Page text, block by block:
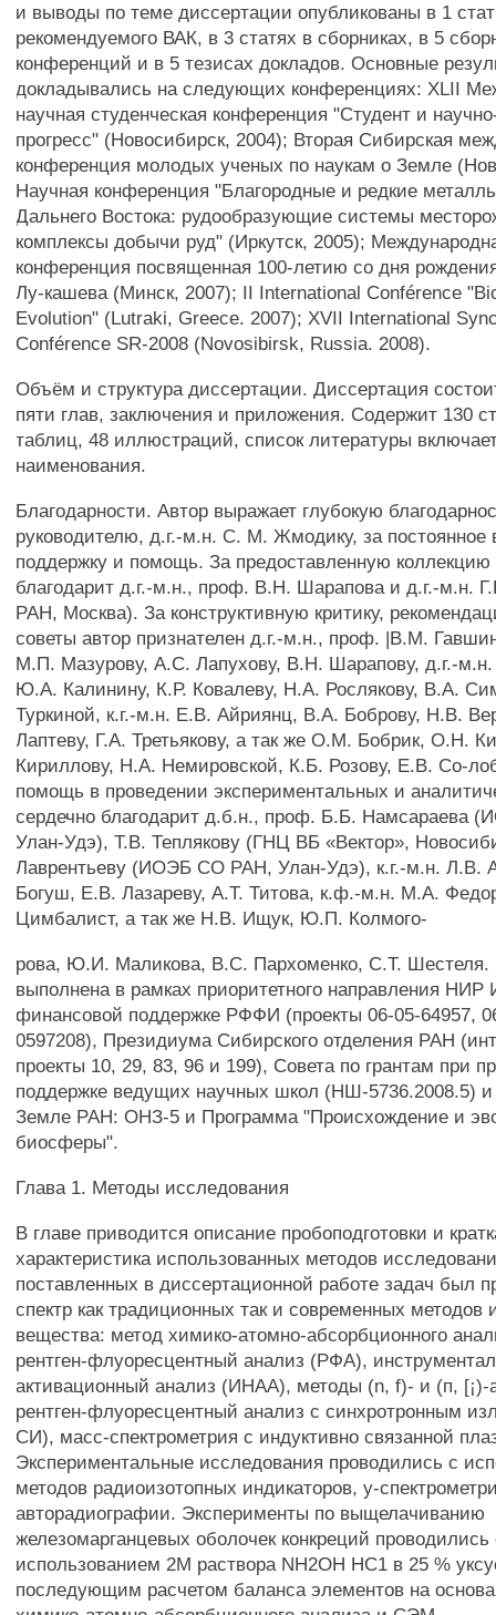
и выводы по теме диссертации опубликованы в 1
рекомендуемого ВАК, в 3 статях в сборниках, в 5
конференций и в 5 тезисах докладов. Основные
докладывались на следующих конференциях: XLII
научная студенческая конференция "Студент и
прогресс" (Новосибирск, 2004); Вторая Сибирская
конференция молодых ученых по наукам о Земле
Научная конференция "Благородные и редкие
Дальнего Востока: рудообразующие системы
комплексы добычи руд" (Иркутск, 2005);
конференция посвященная 100-летию со дня
Лу-кашева (Минск, 2007); II International Conférence
Evolution" (Lutraki, Greece. 2007); XVII International
Conférence SR-2008 (Novosibirsk, Russia. 2008).
Объём и структура диссертации. Диссертация
пяти глав, заключения и приложения. Содержит 130
таблиц, 48 иллюстраций, список литературы
наименования.
Благодарности. Автор выражает глубокую
руководителю, д.г.-м.н. С. М. Жмодику, за постоянное
поддержку и помощь. За предоставленную коллекцию
благодарит д.г.-м.н., проф. В.Н. Шарапова и д.г.-м.н.
РАН, Москва). За конструктивную критику,
советы автор признателен д.г.-м.н., проф. |В.М.
М.П. Мазурову, А.С. Лапухову, В.Н. Шарапову, д.г.-
Ю.А. Калинину, К.Р. Ковалеву, Н.А. Рослякову, В.А.
Туркиной, к.г.-м.н. Е.В. Айриянц, В.А. Боброву, Н.В.
Лаптеву, Г.А. Третьякову, а так же О.М. Бобрик, О.Н.
Кириллову, Н.А. Немировской, К.Б. Розову, Е.В. Со-
помощь в проведении экспериментальных и
сердечно благодарит д.б.н., проф. Б.Б. Намсараева
Улан-Удэ), Т.В. Теплякову (ГНЦ ВБ «Вектор»,
Лаврентьеву (ИОЭБ СО РАН, Улан-Удэ), к.г.-м.н. Л.В.
Богуш, Е.В. Лазареву, А.Т. Титова, к.ф.-м.н. М.А.
Цимбалист, а так же Н.В. Ищук, Ю.П. Колмого-
рова, Ю.И. Маликова, B.C. Пархоменко, С.Т. Шестеля.
выполнена в рамках приоритетного направления
финансовой поддержке РФФИ (проекты 06-05-64957,
0597208), Президиума Сибирского отделения РАН
проекты 10, 29, 83, 96 и 199), Совета по грантам при
поддержке ведущих научных школ (НШ-5736.2008.5) и
Земле РАН: ОНЗ-5 и Программа "Происхождение и
биосферы".
Глава 1. Методы исследования
В главе приводится описание пробоподготовки и
характеристика использованных методов
поставленных в диссертационной работе задач был
спектр как традиционных так и современных методов
вещества: метод химико-атомно-абсорбционного
рентген-флуоресцентный анализ (РФА),
активационный анализ (ИНАА), методы (n, f)- и (п, [¡)-
рентген-флуоресцентный анализ с синхротронным
СИ), масс-спектрометрия с индуктивно связанной
Экспериментальные исследования проводились с
методов радиоизотопных индикаторов, у-
авторадиографии. Эксперименты по выщелачиванию
железомарганцевых оболочек конкреций проводились
использованием 2М раствора NH2OH НС1 в 25 %
последующим расчетом баланса элементов на